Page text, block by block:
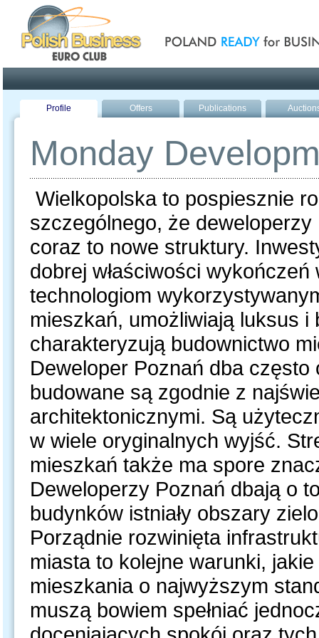
Profile Offers Publications
Monday
Wielkopolska to pospiesznie
szczególnego, że
coraz to nowe struktury.
dobrej właściwości
technologiom
mieszkań, umożliwiają luksus
charakteryzują budownictwo
Deweloper Poznań dba
budowane są zgodnie z
architektonicznymi. Są
w wiele oryginalnych wyjść.
mieszkań także ma spore
Deweloperzy Poznań dbają o
budynków istniały obszary
Porządnie rozwinięta
miasta to kolejne warunki,
mieszkania o najwyższym
muszą bowiem spełniać